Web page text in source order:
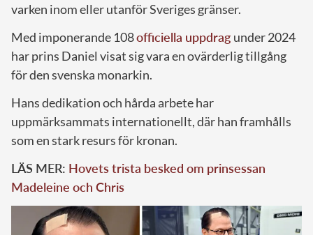
varken inom eller utanför Sveriges gränser.
Med imponerande 108officiella uppdrag under 2024
har prins Daniel visat sig vara en ovärderlig tillgång
för den svenska monarkin.
Hans dedikation och hårda arbete har
uppmärksammats internationellt, där han framhålls
som en stark resurs för kronan.
LÄS MER: Hovets trista besked om prinsessan
Madeleine och Chris